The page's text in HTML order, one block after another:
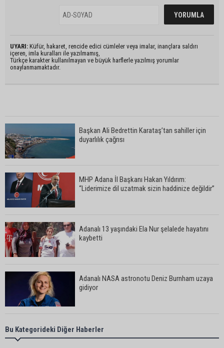
UYARI: Küfür, hakaret, rencide edici cümleler veya imalar, inançlara saldırı
içeren, imla kuralları ile yazılmamış,
Türkçe karakter kullanılmayan ve büyük harflerle yazılmış yorumlar
onaylanmamaktadır.
Başkan Ali Bedrettin Karataş’tan sahiller için
duyarlılık çağrısı
MHP Adana İl Başkanı Hakan Yıldırım:
“Liderimize dil uzatmak sizin haddinize değildir”
Adanalı 13 yaşındaki Ela Nur şelalede hayatını
kaybetti
Adanalı NASA astronotu Deniz Burnham uzaya
gidiyor
Kozan’da üreticilere yangın ve anız uyarısı
Bu Kategorideki Diğer Haberler